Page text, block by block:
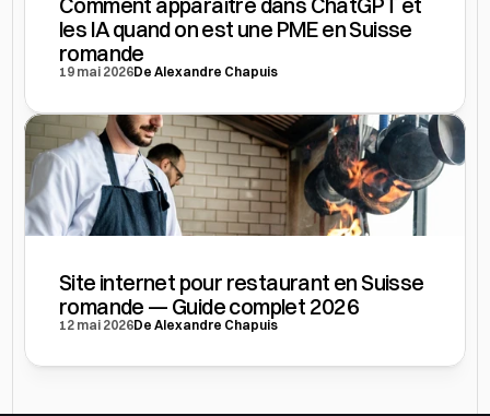
les IA quand on est une PME en Suisse
romande
19 mai 2026De Alexandre Chapuis
Site internet pour restaurant en Suisse
romande — Guide complet 2026
12 mai 2026De Alexandre Chapuis